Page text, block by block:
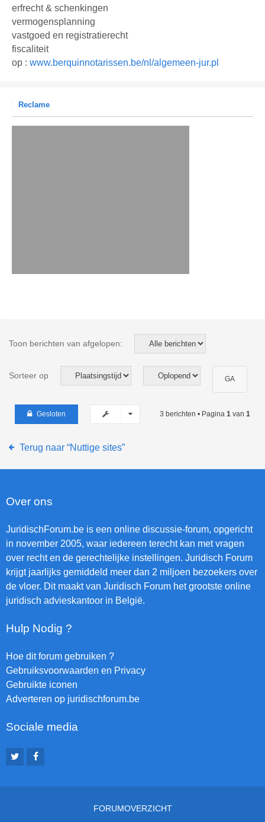
erfrecht & schenkingen
vermogensplanning
vastgoed en registratierecht
fiscaliteit
op : www.berquinnotarissen.be/nl/algemeen-jur.pl
Reclame
Toon berichten van afgelopen:
Sorteer op
Gesloten 3 berichten • Pagina 1 van 1
Terug naar “Nuttige sites”
Over ons
JuridischForum.be is een online discussie-forum, opgericht
in november 2005, waar iedereen terecht kan met vragen
over recht en de gerechtelijke instellingen. Juridisch Forum
krijgt jaarlijks gemiddeld meer dan 2 miljoen bezoekers over
de vloer. Dit maakt van Juridisch Forum het grootste online
juridisch advieskantoor in België.
Hulp Nodig ?
Hoe dit forum gebruiken ?
Gebruiksvoorwaarden en Privacy
Gebruikte iconen
Adverteren op juridischforum.be
Sociale media
FORUMOVERZICHT